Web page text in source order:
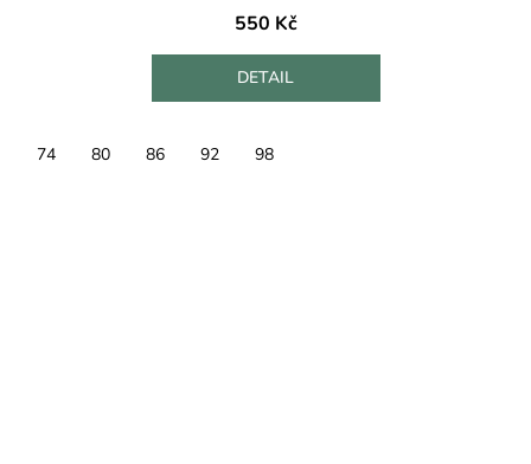
550 Kč
DETAIL
74 80 86 92 98